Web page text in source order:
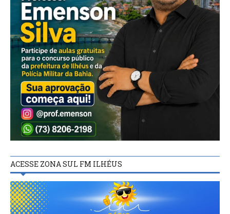
ACESSE ZONA SUL FM ILHÉUS